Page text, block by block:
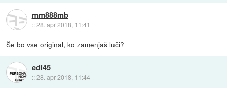
mm888mb
::28. apr 2018, 11:41
Še bo vse original, ko zamenjaš luči?
edi45
::28. apr 2018, 11:44